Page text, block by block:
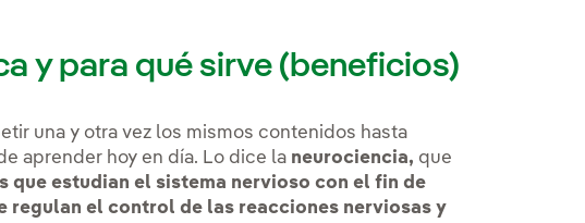
y para qué sirve (beneficios)
una y otra vez los mismos contenidos hasta
aprender hoy en día. Lo dice la neurociencia, que
estudian el sistema nervioso con el fin de
regulan el control de las reacciones nerviosas y